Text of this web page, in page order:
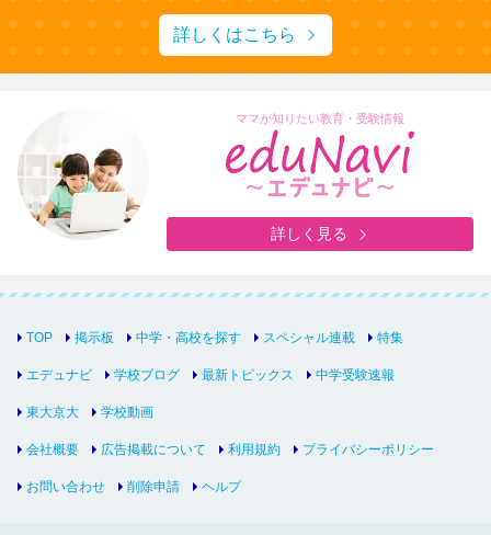
詳しくはこちら
ママが知りたい教育・受験情報
詳しく見る
TOP 掲示板 中学・高校を探す スペシャル連載 特集
エデュナビ 学校ブログ 最新トピックス 中学受験速報
東大京大 学校動画
会社概要 広告掲載について 利用規約 プライバシーポリシー
お問い合わせ 削除申請 ヘルプ